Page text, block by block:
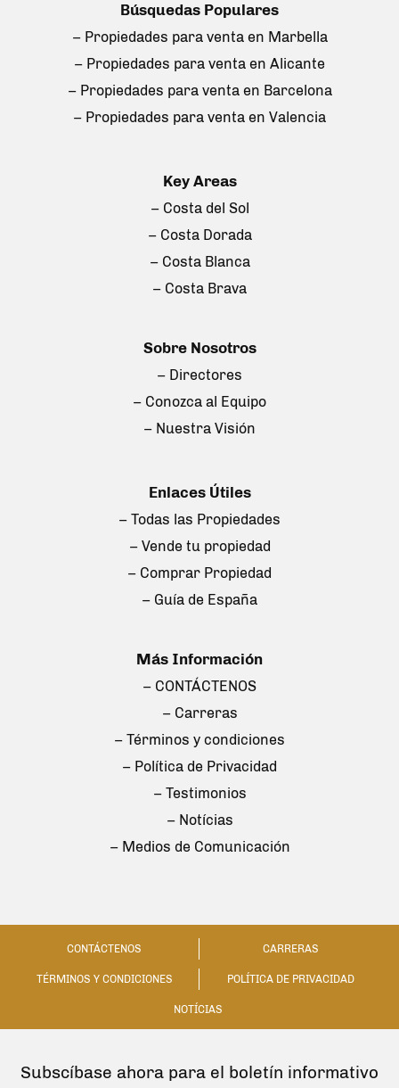
Búsquedas Populares
– Propiedades para venta en Marbella
– Propiedades para venta en Alicante
– Propiedades para venta en Barcelona
– Propiedades para venta en Valencia
Key Areas
– Costa del Sol
– Costa Dorada
– Costa Blanca
– Costa Brava
Sobre Nosotros
– Directores
– Conozca al Equipo
– Nuestra Visión
Enlaces Útiles
– Todas las Propiedades
– Vende tu propiedad
– Comprar Propiedad
– Guía de España
Más Información
– CONTÁCTENOS
– Carreras
– Términos y condiciones
– Política de Privacidad
– Testimonios
– Notícias
– Medios de Comunicación
CONTÁCTENOS CARRERAS
TÉRMINOS Y CONDICIONES POLÍTICA DE PRIVACIDAD
NOTÍCIAS
Subscíbase ahora para el boletín informativo